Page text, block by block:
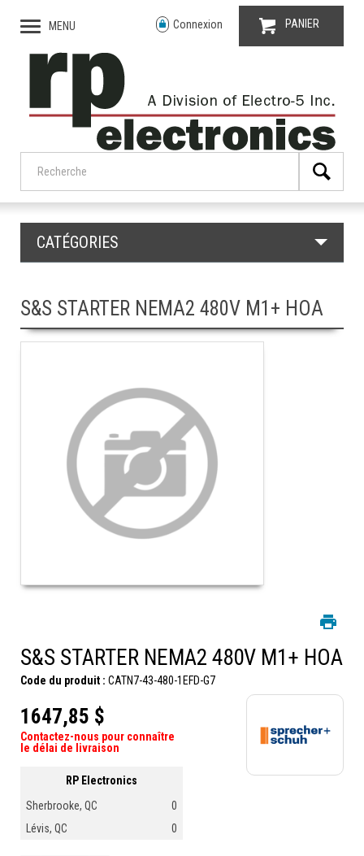
MENU Connexion PANIER
CATÉGORIES
S&S STARTER NEMA2 480V M1+ HOA
S&S STARTER NEMA2 480V M1+ HOA
Code du produit : CATN7-43-480-1EFD-G7
1647,85 $
Contactez-nous pour connaître
le délai de livraison
RP Electronics
Sherbrooke, QC
0
Lévis, QC
0